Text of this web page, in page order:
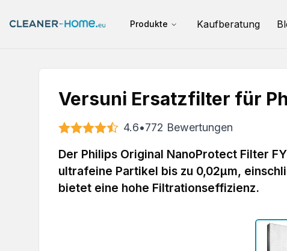
Produkte Kaufberatung
Versuni Ersatzfilter für
4.6•772 Bewertungen
Der Philips Original NanoProtect Filter
ultrafeine Partikel bis zu 0,02μm,
bietet eine hohe Filtrationseffizienz.